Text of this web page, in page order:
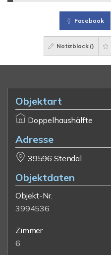
Facebook
Notizblock ()
Objektart
Doppelhaushälfte
Adresse
39596 Stendal
Objektdaten
Objekt-Nr.
3994536
Zimmer
6